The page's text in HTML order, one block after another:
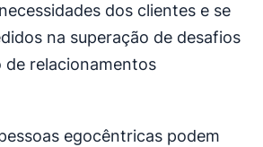
dos clientes e se
na superação de desafios
de relacionamentos
egocêntricas podem